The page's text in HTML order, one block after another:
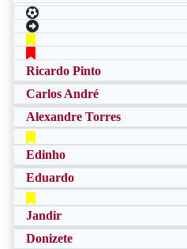
Ricardo Pinto
Carlos André
Alexandre Torres
Edinho
Eduardo
Jandir
Donizete